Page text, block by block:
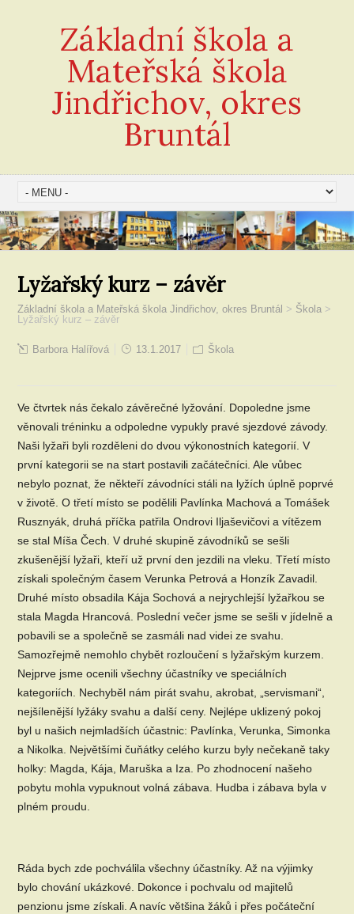
Základní škola a
Mateřská škola
Jindřichov, okres
Bruntál
Lyžařský kurz – závěr
Základní škola a Mateřská škola Jindřichov, okres Bruntál > Škola >
Lyžařský kurz – závěr
Barbora Halířová 13.1.2017 Škola
Ve čtvrtek nás čekalo závěrečné lyžování. Dopoledne jsme
věnovali tréninku a odpoledne vypukly pravé sjezdové závody.
Naši lyžaři byli rozděleni do dvou výkonostních kategorií. V
první kategorii se na start postavili začátečníci. Ale vůbec
nebylo poznat, že někteří závodníci stáli na lyžích úplně poprvé
v životě. O třetí místo se podělili Pavlínka Machová a Tomášek
Rusznyák, druhá příčka patřila Ondrovi Iljaševičovi a vítězem
se stal Míša Čech. V druhé skupině závodníků se sešli
zkušenější lyžaři, kteří už první den jezdili na vleku. Třetí místo
získali společným časem Verunka Petrová a Honzík Zavadil.
Druhé místo obsadila Kája Sochová a nejrychlejší lyžařkou se
stala Magda Hrancová. Poslední večer jsme se sešli v jídelně a
pobavili se a společně se zasmáli nad videi ze svahu.
Samozřejmě nemohlo chybět rozloučení s lyžařským kurzem.
Nejprve jsme ocenili všechny účastníky ve speciálních
kategoriích. Nechyběl nám pirát svahu, akrobat, „servismani“,
nejšílenější lyžáky svahu a další ceny. Nejlépe uklizený pokoj
byl u našich nejmladších účastnic: Pavlínka, Verunka, Simonka
a Nikolka. Největšími čuňátky celého kurzu byly nečekaně taky
holky: Magda, Kája, Maruška a Iza. Po zhodnocení našeho
pobytu mohla vypuknout volná zábava. Hudba i zábava byla v
plném proudu.
Ráda bych zde pochválila všechny účastníky. Až na výjimky
bylo chování ukázkové. Dokonce i pochvalu od majitelů
penzionu jsme získali. A navíc většina žáků i přes počáteční